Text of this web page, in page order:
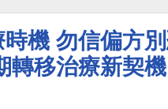
機 勿信偏方
轉移治療新契機